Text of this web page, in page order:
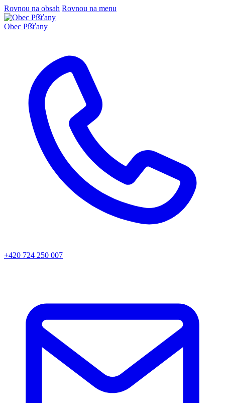
Rovnou na obsah Rovnou na menu
Obec Píšťany
+420 724 250 007